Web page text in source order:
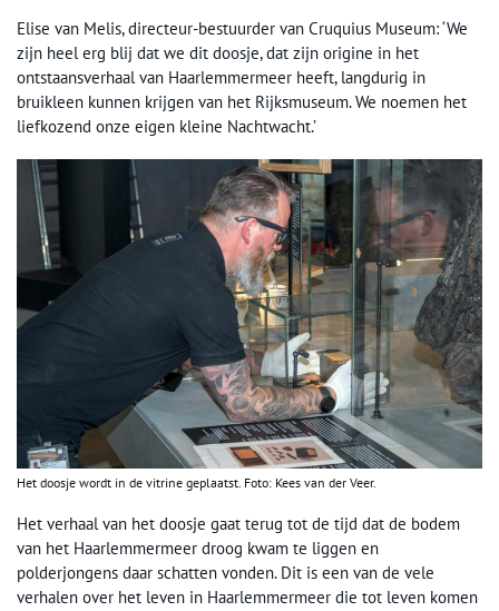
Elise van Melis, directeur-bestuurder van Cruquius Museum: ‘We
zijn heel erg blij dat we dit doosje, dat zijn origine in het
ontstaansverhaal van Haarlemmermeer heeft, langdurig in
bruikleen kunnen krijgen van het Rijksmuseum. We noemen het
liefkozend onze eigen kleine Nachtwacht.’
Het doosje wordt in de vitrine geplaatst. Foto: Kees van der Veer.
Het verhaal van het doosje gaat terug tot de tijd dat de bodem
van het Haarlemmermeer droog kwam te liggen en
polderjongens daar schatten vonden. Dit is een van de vele
verhalen over het leven in Haarlemmermeer die tot leven komen